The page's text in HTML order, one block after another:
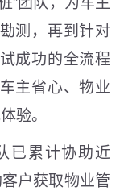
测，再到针对
成功的全流程
主省心、物业
验。
已累计协助近
户获取物业管